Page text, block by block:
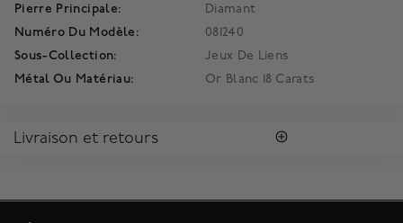
Pierre Principale:
Diamant
Numéro Du Modèle:
081240
Sous-Collection:
Jeux De Liens
Métal Ou Matériau:
Or Blanc 18 Carats
Livraison et retours